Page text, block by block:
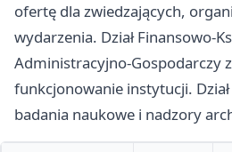
ofertę dla zwiedzających,
wydarzenia. Dział Finansowo-
Administracyjno-Gospodarczy
funkcjonowanie instytucji.
badania naukowe i nadzory